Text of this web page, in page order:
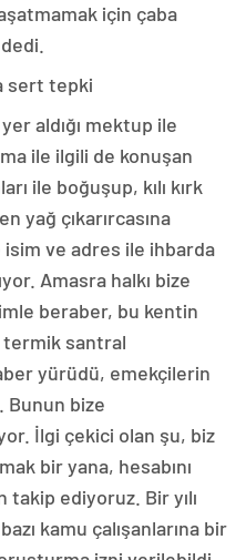
için çaba
sert tepki
aldığı mektup ile
ile ilgili de konuşan
ile boğuşup, kılı kırk
yağ çıkarırcasına
isim ve adres ile ihbarda
Amasra halkı bize
beraber, bu kentin
santral
yürüdü, emekçilerin
Bunun bize
İlgi çekici olan şu, biz
bir yana, hesabını
takip ediyoruz. Bir yılı
kamu çalışanlarına bir